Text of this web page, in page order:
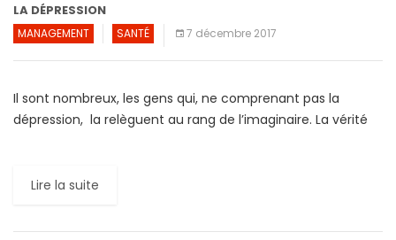
LA DÉPRESSION
MANAGEMENT SANTÉ 7 décembre 2017
Il sont nombreux, les gens qui, ne comprenant pas la
dépression, la relèguent au rang de l’imaginaire. La vérité
Lire la suite